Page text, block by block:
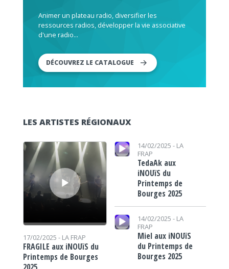
Animer un plateau radio, diversifier les
ressources radios, développer la vie associative
d'une radio...
DÉCOUVREZ LE CATALOGUE
LES ARTISTES RÉGIONAUX
Lecteur audio
17/02/2025 - LA FRAP
FRAGILE aux iNOUïS du
Printemps de Bourges
2025
Lecteur audio 14/02/2025 - LA
FRAP
TedaAk aux
iNOUïS du
Printemps de
Bourges 2025
Lecteur audio
14/02/2025 - LA
FRAP
Miel aux iNOUïS
du Printemps de
Bourges 2025